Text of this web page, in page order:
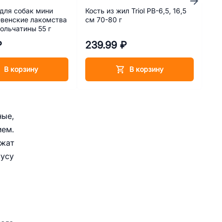
собак мини
лакомства
55 г
В корзину
Кость из жил Triol PB-6,5, 16,5
см 70-80 г
239.99 ₽
В корзину